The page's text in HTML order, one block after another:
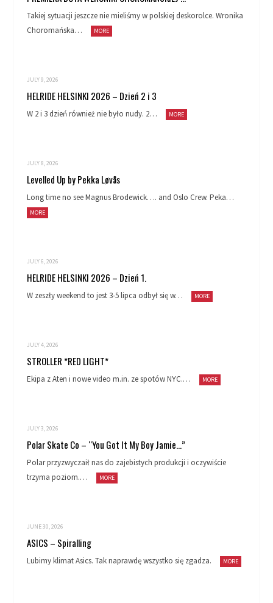
Takiej sytuacji jeszcze nie mieliśmy w polskiej deskorolce. Wronika
Choromańska…
MORE
JULY 9, 2026
HELRIDE HELSINKI 2026 – Dzień 2 i 3
W 2 i 3 dzień również nie było nudy. 2… MORE
JULY 8, 2026
Levelled Up by Pekka Løvås
Long time no see Magnus Brodewick…. and Oslo Crew. Peka…
MORE
JULY 6, 2026
HELRIDE HELSINKI 2026 – Dzień 1.
W zeszły weekend to jest 3-5 lipca odbył się w… MORE
JULY 4, 2026
STROLLER *RED LIGHT*
Ekipa z Aten i nowe video m.in. ze spotów NYC.… MORE
JULY 3, 2026
Polar Skate Co – “You Got It My Boy Jamie…”
Polar przyzwyczaił nas do zajebistych produkcji i oczywiście
trzyma poziom.…
MORE
JUNE 30, 2026
ASICS – Spiralling
Lubimy klimat Asics. Tak naprawdę wszystko się zgadza. MORE